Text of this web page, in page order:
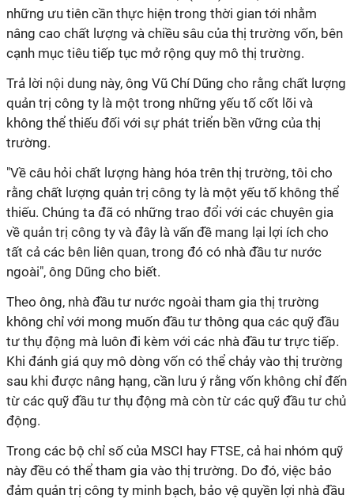
những ưu tiên cần thực hiện trong thời gian tới nhằm
nâng cao chất lượng và chiều sâu của thị trường vốn, bên
cạnh mục tiêu tiếp tục mở rộng quy mô thị trường.
Trả lời nội dung này, ông Vũ Chí Dũng cho rằng chất lượng
quản trị công ty là một trong những yếu tố cốt lõi và
không thể thiếu đối với sự phát triển bền vững của thị
trường.
"Về câu hỏi chất lượng hàng hóa trên thị trường, tôi cho
rằng chất lượng quản trị công ty là một yếu tố không thể
thiếu. Chúng ta đã có những trao đổi với các chuyên gia
về quản trị công ty và đây là vấn đề mang lại lợi ích cho
tất cả các bên liên quan, trong đó có nhà đầu tư nước
ngoài", ông Dũng cho biết.
Theo ông, nhà đầu tư nước ngoài tham gia thị trường
không chỉ với mong muốn đầu tư thông qua các quỹ đầu
tư thụ động mà luôn đi kèm với các nhà đầu tư trực tiếp.
Khi đánh giá quy mô dòng vốn có thể chảy vào thị trường
sau khi được nâng hạng, cần lưu ý rằng vốn không chỉ đến
từ các quỹ đầu tư thụ động mà còn từ các quỹ đầu tư chủ
động.
Trong các bộ chỉ số của MSCI hay FTSE, cả hai nhóm quỹ
này đều có thể tham gia vào thị trường. Do đó, việc bảo
đảm quản trị công ty minh bạch, bảo vệ quyền lợi nhà đầu